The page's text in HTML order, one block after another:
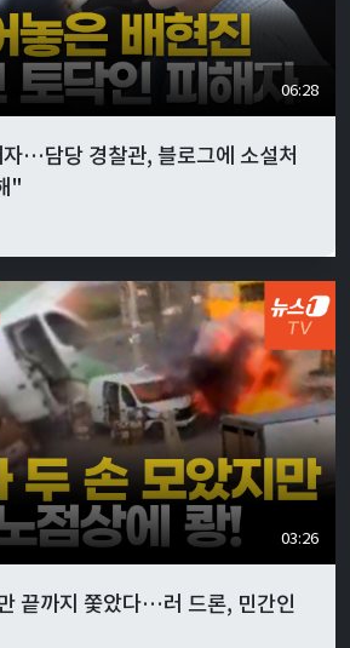
06:28
…담당 경찰관, 블로그에 소설처
"
03:26
끝까지 쫓았다…러 드론, 민간인